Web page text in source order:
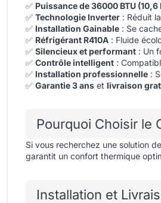
✅ Puissance de 36000 BTU (10,6
✅ Technologie Inverter : Réduit
✅ Installation Gainable : Se
✅ Réfrigérant R410A : Fluide
✅ Silencieux et performant : Un
✅ Contrôle intelligent :
✅ Installation professionnelle :
✅ Garantie 3 ans et livraison
Pourquoi Choisir le
Si vous recherchez une solution de
garantit un confort thermique
Installation et